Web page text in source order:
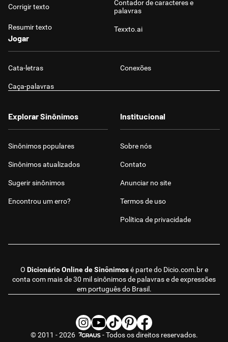
Corrigir texto
Resumir texto
Contador de caracteres e
palavras
Texxto.ai
Jogar
Cata-letras Conexões
Caça-palavras
O Dicionário Online de Sinônimosé parte do Dicio.com.bre
conta com mais de 30 mil sinônimos de palavras e de expressões
em português do Brasil.
Explorar Sinônimos
Sinônimos populares
Sinônimos atualizados
Sugerir sinônimos
Encontrou um erro?
Institucional
Sobre nós
Contato
Anunciar no site
Termos de uso
Política de privacidade
© 2011 - 2026 - Todos os direitos reservados.